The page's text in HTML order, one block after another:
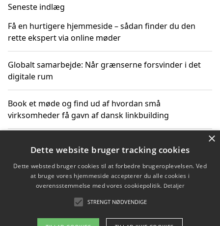
Seneste indlæg
Få en hurtigere hjemmeside – sådan finder du den
rette ekspert via online møder
Globalt samarbejde: Når grænserne forsvinder i det
digitale rum
Book et møde og find ud af hvordan små
virksomheder få gavn af dansk linkbuilding
får du indgår et samarbejde
Hold et møde med en WordPress ekspert og vælg den
mest professionelle til at vedligeholde din løsning
×
Dette website bruger tracking cookies
Dette websted bruger cookies til at forbedre brugeroplevelsen. Ved
at bruge vores hjemmeside accepterer du alle cookies i
overensstemmelse med vores cookiepolitik. Detaljer
STRENGT NØDVENDIGE